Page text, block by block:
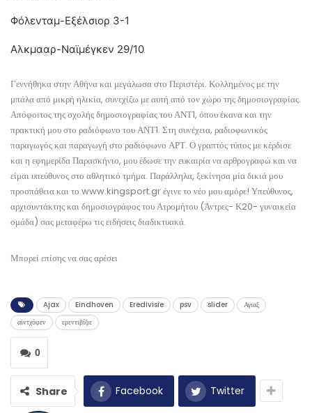
Φόλενταμ-Εξέλσιορ 3-1
Αλκμααρ-Ναϊμέγκεν 29/10
Γεννήθηκα στην Αθήνα και μεγάλωσα στο Περιστέρι. Κολλημένος με την
μπάλα από μικρή ηλικία, συνεχίζω με αυτή από τον χώρο της δημοσιογραφίας.
Απόφοιτος της σχολής δημοσιογραφίας του ΑΝΤ1, όπου έκανα και την
πρακτική μου στο ραδιόφωνο του ΑΝΤ1. Στη συνέχεια, ραδιοφωνικός
παραγωγός και παραγωγή στο ραδιόφωνο ΑΡΤ. Ο γραπτός τύπος με κέρδισε
και η εφημερίδα Παρασκήνιο, μου έδωσε την ευκαιρία να αρθρογραφώ και να
είμαι υπεύθυνος στο αθλητικό τμήμα. Παράλληλα, ξεκίνησα μία δικιά μου
προσπάθεια και το www.kingsport.gr έγινε το νέο μου αμόρε! Υπεύθυνος,
αρχισυντάκτης και δημοσιογράφος του Ατρομήτου (Άντρες- Κ20- γυναικεία
ομάδα) σας μεταφέρω τις ειδήσεις διαδικτυακά.
Μπορεί επίσης να σας αρέσει
Ajax Eindhoven Eredivisie psv slider
Αγιαξ
αϊντχόφεν
ερεντιβίζιε
0
Share Facebook Twitter